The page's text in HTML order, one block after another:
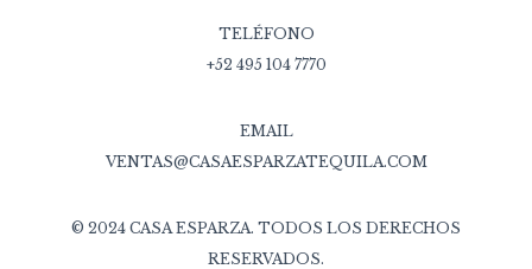
TELÉFONO
+52 495 104 7770
EMAIL
VENTAS@CASAESPARZATEQUILA.COM
© 2024 CASA ESPARZA. TODOS LOS DERECHOS
RESERVADOS.